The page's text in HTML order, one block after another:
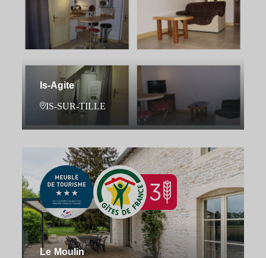
Is-Agite
IS-SUR-TILLE
Le Moulin